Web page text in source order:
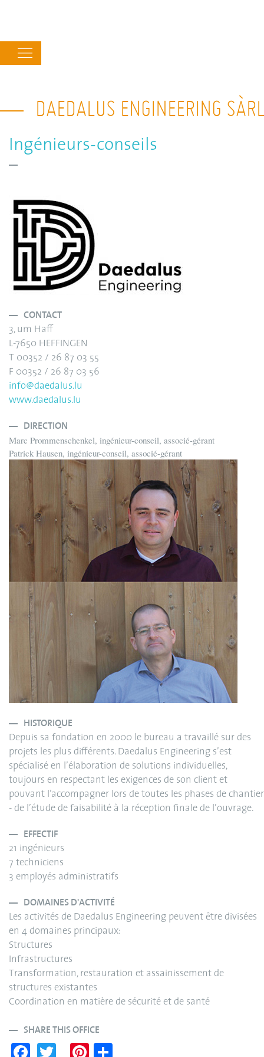
navigation
DAEDALUS ENGINEERING SÀRL
Ingénieurs-conseils
CONTACT
3, um Haff
L-7650 HEFFINGEN
T 00352 / 26 87 03 55
F 00352 / 26 87 03 56
info@daedalus.lu
www.daedalus.lu
DIRECTION
Marc Prommenschenkel, ingénieur-conseil, associé-gérant
Patrick Hausen, ingénieur-conseil, associé-gérant
HISTORIQUE
Depuis sa fondation en 2000 le bureau a travaillé sur des
projets les plus différents. Daedalus Engineering s’est
spécialisé en l’élaboration de solutions individuelles,
toujours en respectant les exigences de son client et
pouvant l’accompagner lors de toutes les phases de chantier
- de l’étude de faisabilité à la réception finale de l’ouvrage.
EFFECTIF
21 ingénieurs
7 techniciens
3 employés administratifs
DOMAINES D'ACTIVITÉ
Les activités de Daedalus Engineering peuvent être divisées
en 4 domaines principaux:
Structures
Infrastructures
Transformation, restauration et assainissement de
structures existantes
Coordination en matière de sécurité et de santé
SHARE THIS OFFICE
Fa Pi